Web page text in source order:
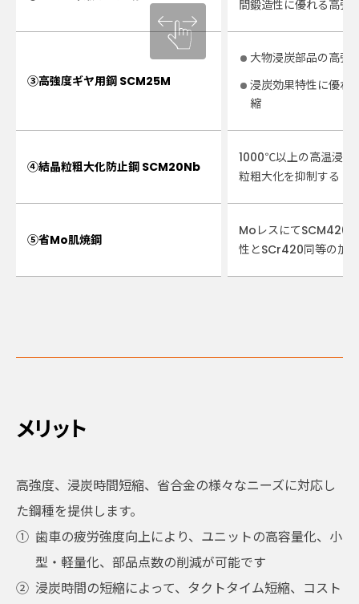
間鍛造性に優れる高強
③高強度ギヤ用鋼 SCM25M
大物浸炭部品の高強
浸炭効果特性に優れ
縮
④結晶粒粗大化防止鋼 SCM20Nb
1000℃以上の高温浸炭
粒粗大化を抑制する
⑤省Mo肌焼鋼
MoレスにてSCM420
性とSCr420同等の加
メリット
高強度、浸炭時間短縮、省合金の様々なニーズに対応し
た鋼種を提供します。
① 歯車の疲労強度向上により、ユニットの高容量化、小
型・軽量化、部品点数の削減が可能です
② 浸炭時間の短縮によって、タクトタイム短縮、コスト